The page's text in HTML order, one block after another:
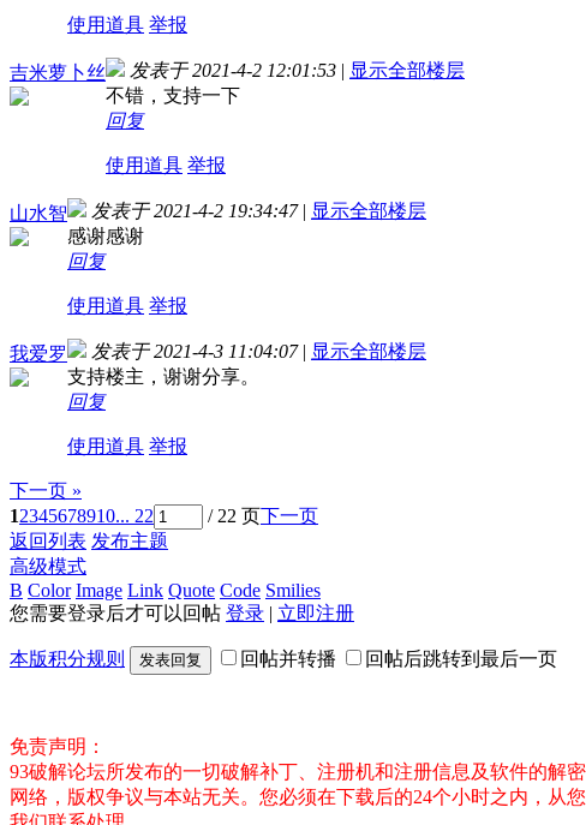
使用道具 举报
吉米萝卜丝 发表于 2021-4-2 12:01:53 | 显示全部楼层
不错，支持一下
回复
使用道具 举报
山水智 发表于 2021-4-2 19:34:47 | 显示全部楼层
感谢感谢
回复
使用道具 举报
我爱罗 发表于 2021-4-3 11:04:07 | 显示全部楼层
支持楼主，谢谢分享。
回复
使用道具 举报
下一页 »
12345678910... 22 / 22 页下一页
返回列表 发布主题
高级模式
B Color Image Link Quote Code Smilies
您需要登录后才可以回帖 登录 | 立即注册
本版积分规则 发表回复 回帖并转播 回帖后跳转到最后一页
免责声明：
93破解论坛所发布的一切破解补丁、注册机和注册信息及软件的解
网络，版权争议与本站无关。您必须在下载后的24个小时之内，